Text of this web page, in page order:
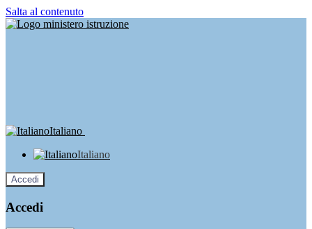
Salta al contenuto
Italiano
Italiano
Accedi
Accedi